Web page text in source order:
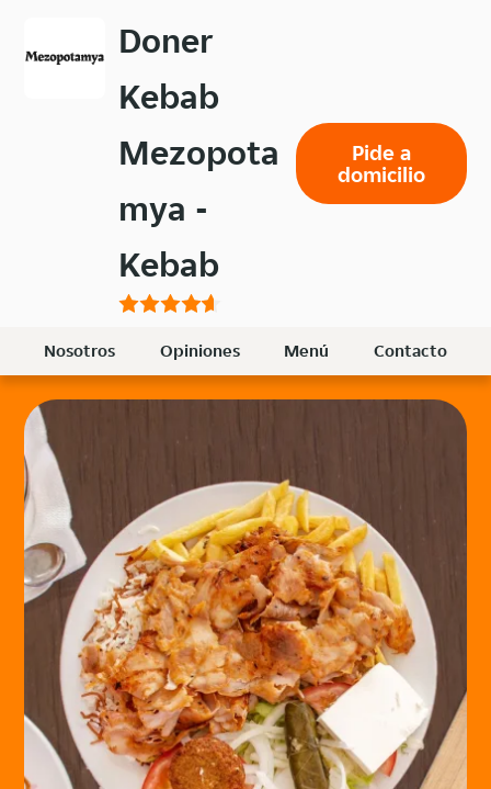
menú
Doner
Kebab
Mezopota
mya -
Kebab
Pide a
domicilio
Nosotros Opiniones Menú Contacto